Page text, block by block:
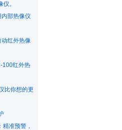
。
部热像仪
红外热像
100红外热
比你想的更
精准预警，